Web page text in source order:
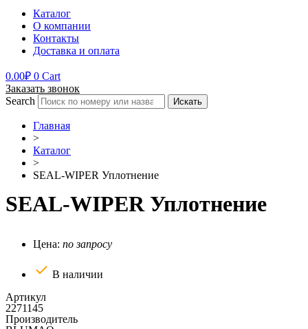
Каталог
О компании
Контакты
Доставка и оплата
0.00₽ 0 Cart
Заказать звонок
Search
Искать
Главная
>
Каталог
>
SEAL-WIPER Уплотнение
SEAL-WIPER Уплотнение
Цена: по запросу
В наличии
Артикул
2271145
Производитель